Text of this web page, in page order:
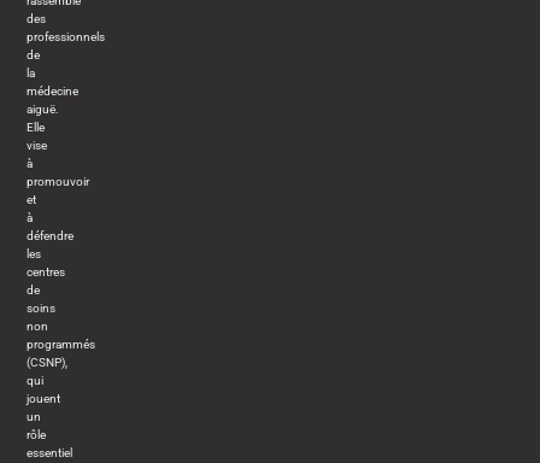
des
professionnels
de
la
médecine
aiguë.
Elle
vise
à
promouvoir
et
à
défendre
les
centres
de
soins
non
programmés
(CSNP),
qui
jouent
un
rôle
essentiel